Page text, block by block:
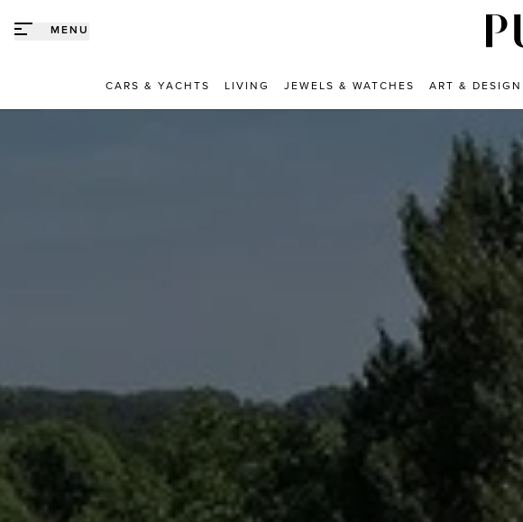
MENU
CARS & YACHTS LIVING JEWELS & WATCHES ART & DESIGN